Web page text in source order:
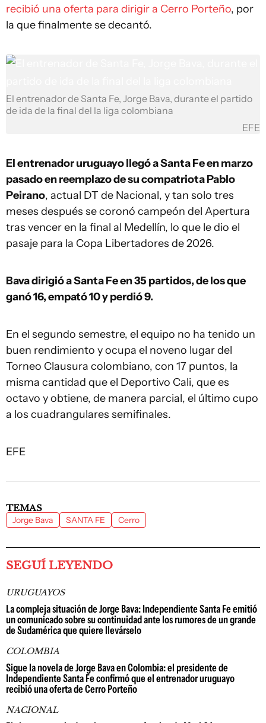
recibió una oferta para dirigir a Cerro Porteño, por
la que finalmente se decantó.
El entrenador de Santa Fe, Jorge Bava, durante el partido
de ida de la final del la liga colombiana
EFE
El entrenador uruguayo llegó a Santa Fe en marzo
pasado en reemplazo de su compatriota Pablo
Peirano, actual DT de Nacional, y tan solo tres
meses después se coronó campeón del Apertura
tras vencer en la final al Medellín, lo que le dio el
pasaje para la Copa Libertadores de 2026.
Bava dirigió a Santa Fe en 35 partidos, de los que
ganó 16, empató 10 y perdió 9.
En el segundo semestre, el equipo no ha tenido un
buen rendimiento y ocupa el noveno lugar del
Torneo Clausura colombiano, con 17 puntos, la
misma cantidad que el Deportivo Cali, que es
octavo y obtiene, de manera parcial, el último cupo
a los cuadrangulares semifinales.
EFE
TEMAS
Jorge Bava SANTA FE Cerro
SEGUÍ LEYENDO
URUGUAYOS
La compleja situación de Jorge Bava: Independiente Santa Fe emitió
un comunicado sobre su continuidad ante los rumores de un grande
de Sudamérica que quiere llevárselo
COLOMBIA
Sigue la novela de Jorge Bava en Colombia: el presidente de
Independiente Santa Fe confirmó que el entrenador uruguayo
recibió una oferta de Cerro Porteño
NACIONAL